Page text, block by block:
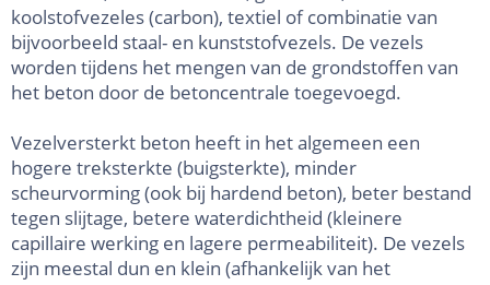
koolstofvezeles (carbon), textiel of combinatie van
bijvoorbeeld staal- en kunststofvezels. De vezels
worden tijdens het mengen van de grondstoffen van
het beton door de betoncentrale toegevoegd.
Vezelversterkt beton heeft in het algemeen een
hogere treksterkte (buigsterkte), minder
scheurvorming (ook bij hardend beton), beter bestand
tegen slijtage, betere waterdichtheid (kleinere
capillaire werking en lagere permeabiliteit). De vezels
zijn meestal dun en klein (afhankelijk van het